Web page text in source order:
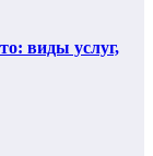
виды услуг,